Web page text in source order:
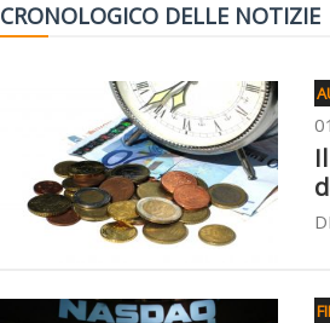
CRONOLOGICO DELLE NOTIZIE
DI